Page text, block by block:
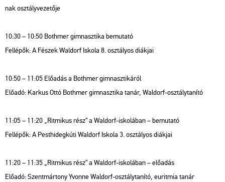
nak osz­tály­ve­ze­tő­je
10:30 – 10:50 Both­mer gim­nasz­ti­ka be­mu­ta­tó
Fel­lé­pők: A Fé­szek Wal­dorf Is­ko­la 8. osz­tá­lyos di­ák­jai
10:50 – 11:05 Elő­adás a Both­mer gim­nasz­ti­ká­ról
Elő­adó: Kark­us Ottó Both­mer gim­nasz­ti­ka tanár, Wal­dorf-osz­tály­ta­ní­tó
11:05 – 11:20 „Rit­mi­kus rész” a Wal­dorf-is­ko­lá­ban – be­mu­ta­tó
Fel­lé­pők: A Pest­hi­deg­kú­ti Wal­dorf Is­ko­la 3. osz­tá­lyos di­ák­jai
11:20 – 11:35 „Rit­mi­kus rész” a Wal­dorf-is­ko­lá­ban – elő­adás
Elő­adó: Szent­már­tony Yvonne Wal­dorf-osz­tály­ta­ní­tó, eu­rit­mia tanár